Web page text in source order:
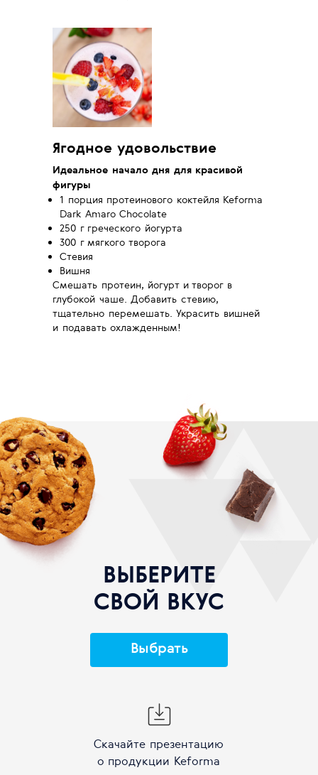
Ягодное удовольствие
Идеальное начало дня для красивой
фигуры
1 порция протеинового коктейля Keforma
Dark Amaro Chocolate
250 г греческого йогурта
300 г мягкого творога
Стевия
Вишня
Смешать протеин, йогурт и творог в
глубокой чаше. Добавить стевию,
тщательно перемешать. Украсить вишней
и подавать охлажденным!
ВЫБЕРИТЕ
СВОЙ ВКУС
Выбрать
Скачайте презентацию
о продукции Keforma